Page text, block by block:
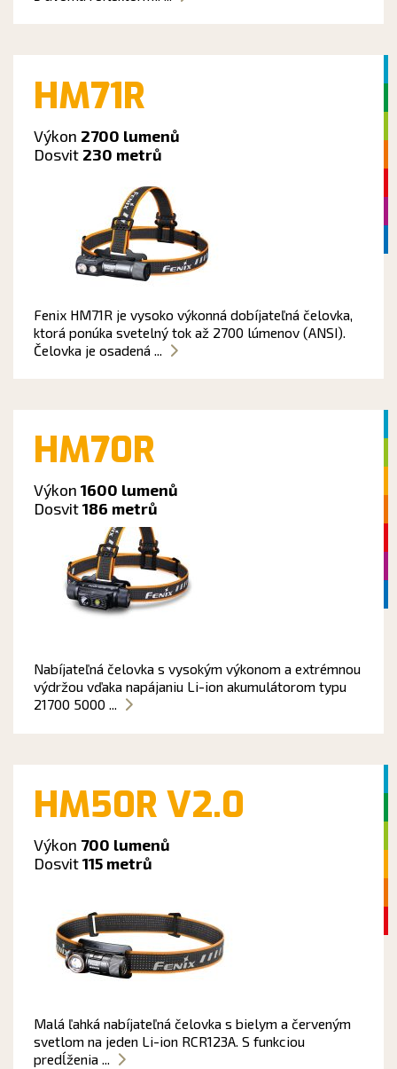
HM71R
Výkon 2700 lumenů
Dosvit 230 metrů
Fenix HM71R je vysoko výkonná dobíjateľná čelovka,
ktorá ponúka svetelný tok až 2700 lúmenov (ANSI).
Čelovka je osadená ...
HM70R
Výkon 1600 lumenů
Dosvit186 metrů
Nabíjateľná čelovka s vysokým výkonom a extrémnou
výdržou vďaka napájaniu Li-ion akumulátorom typu
21700 5000 ...
HM50R V2.0
Výkon 700 lumenů
Dosvit115 metrů
Malá ľahká nabíjateľná čelovka s bielym a červeným
svetlom na jeden Li-ion RCR123A. S funkciou
predĺženia ...